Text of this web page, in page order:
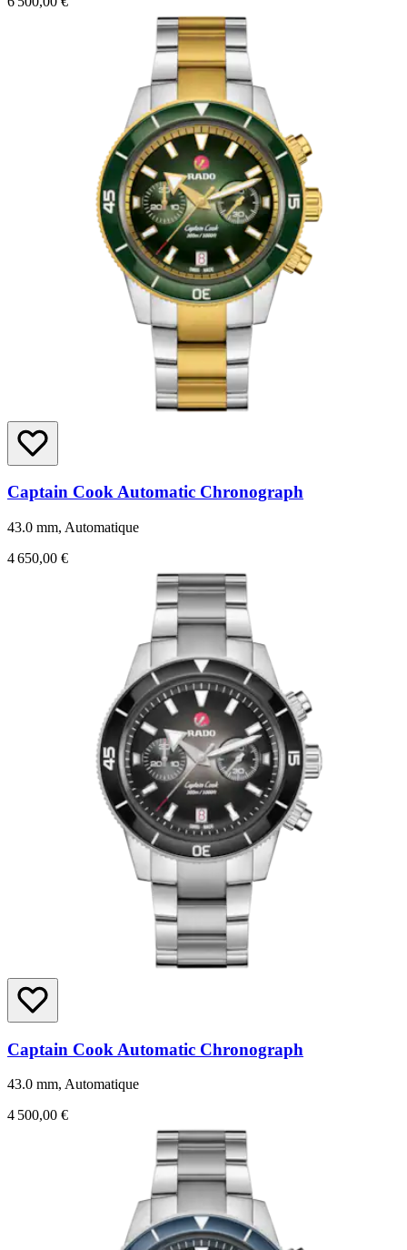
Captain Cook Automatic Chronograph
43.0 mm, Automatique
4 650,00 €
Captain Cook Automatic Chronograph
43.0 mm, Automatique
4 500,00 €